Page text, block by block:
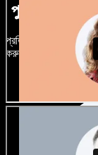
পুরুষ-নারী
প্রতিটি প্রজেক্টকে
করুন, নিজের মতো টিউন